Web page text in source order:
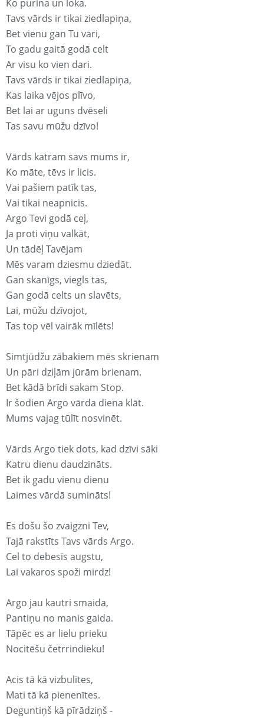
Ko purina un loka.
Tavs vārds ir tikai ziedlapiņa,
Bet vienu gan Tu vari,
To gadu gaitā godā celt
Ar visu ko vien dari.
Tavs vārds ir tikai ziedlapiņa,
Kas laika vējos plīvo,
Bet lai ar uguns dvēseli
Tas savu mūžu dzīvo!
Vārds katram savs mums ir,
Ko māte, tēvs ir licis.
Vai pašiem patīk tas,
Vai tikai neapnicis.
Argo Tevi godā ceļ,
Ja proti viņu valkāt,
Un tādēļ Tavējam
Mēs varam dziesmu dziedāt.
Gan skanīgs, viegls tas,
Gan godā celts un slavēts,
Lai, mūžu dzīvojot,
Tas top vēl vairāk mīlēts!
Simtjūdžu zābakiem mēs skrienam
Un pāri dziļām jūrām brienam.
Bet kādā brīdi sakam Stop.
Ir šodien Argo vārda diena klāt.
Mums vajag tūlīt nosvinēt.
Vārds Argo tiek dots, kad dzīvi sāki
Katru dienu daudzināts.
Bet ik gadu vienu dienu
Laimes vārdā sumināts!
Es došu šo zvaigzni Tev,
Tajā rakstīts Tavs vārds Argo.
Cel to debesīs augstu,
Lai vakaros spoži mirdz!
Argo jau kautri smaida,
Pantiņu no manis gaida.
Tāpēc es ar lielu prieku
Nocitēšu četrrindieku!
Acis tā kā vizbulītes,
Mati tā kā pienenītes.
Deguntiņš kā pīrādziņš -